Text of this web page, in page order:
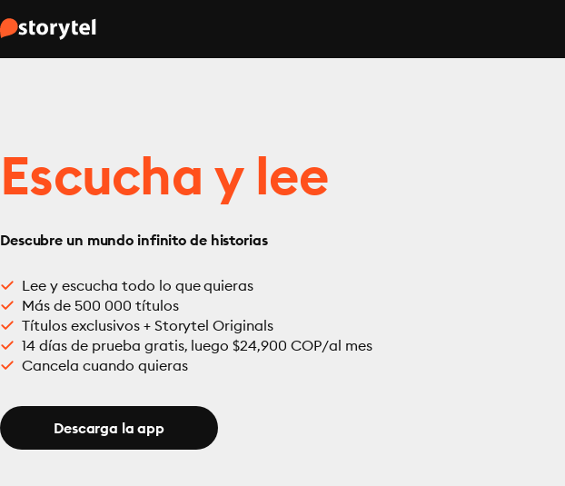
Escucha y lee
Descubre un mundo infinito de historias
Lee y escucha todo lo que quieras
Más de 500 000 títulos
Títulos exclusivos + Storytel Originals
14 días de prueba gratis, luego $24,900 COP/al mes
Cancela cuando quieras
Descarga la app